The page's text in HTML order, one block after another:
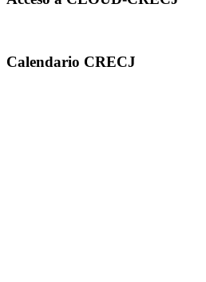
Calendario CRECJ